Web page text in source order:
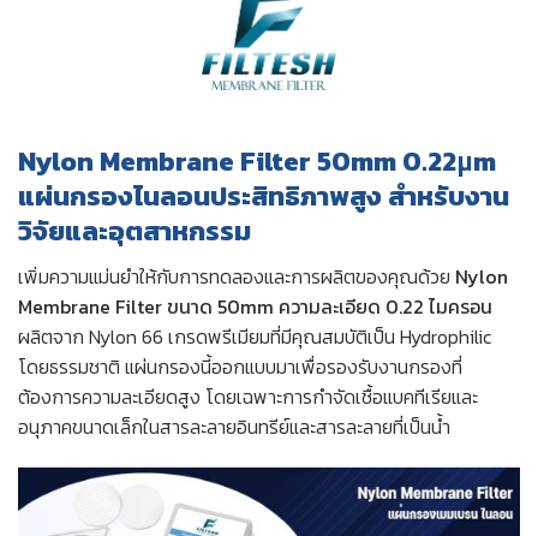
Nylon Membrane Filter 50mm 0.22μm
แผ่นกรองไนลอนประสิทธิภาพสูง สำหรับงาน
วิจัยและอุตสาหกรรม
เพิ่มความแม่นยำให้กับการทดลองและการผลิตของคุณด้วย Nylon
Membrane Filter ขนาด 50mm ความละเอียด 0.22 ไมครอน
ผลิตจาก Nylon 66 เกรดพรีเมียมที่มีคุณสมบัติเป็น Hydrophilic
โดยธรรมชาติ แผ่นกรองนี้ออกแบบมาเพื่อรองรับงานกรองที่
ต้องการความละเอียดสูง โดยเฉพาะการกำจัดเชื้อแบคทีเรียและ
อนุภาคขนาดเล็กในสารละลายอินทรีย์และสารละลายที่เป็นน้ำ